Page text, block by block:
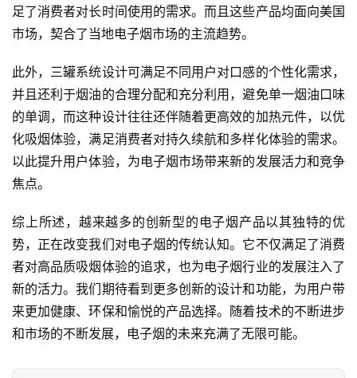
足了消费者对长时间使用的需求。而且这些产品均面向美国
市场，契合了当地电子烟市场的主流趋势。
此外，三罐系统设计可满足不同用户对口感的个性化需求，
并且还利于烟油的合理分配和充分利用，避免单一烟油口味
的单调，而这种设计往往还伴随着更高效的加热元件，以优
化吸烟体验，满足消费者对持久续航和多样化体验的需求。
以此提升用户体验，为电子烟市场带来新的发展活力和竞争
焦点。
综上所述，越来越多的创新型的电子烟产品以其独特的优
势，正在改变我们对电子烟的传统认知。它不仅满足了消费
者对高品质吸烟体验的追求，也为电子烟行业的发展注入了
新的活力。我们期待看到更多创新的设计和功能，为用户带
来更加健康、环保和愉悦的产品选择。随着技术的不断进步
和市场的不断发展，电子烟的未来充满了无限可能。